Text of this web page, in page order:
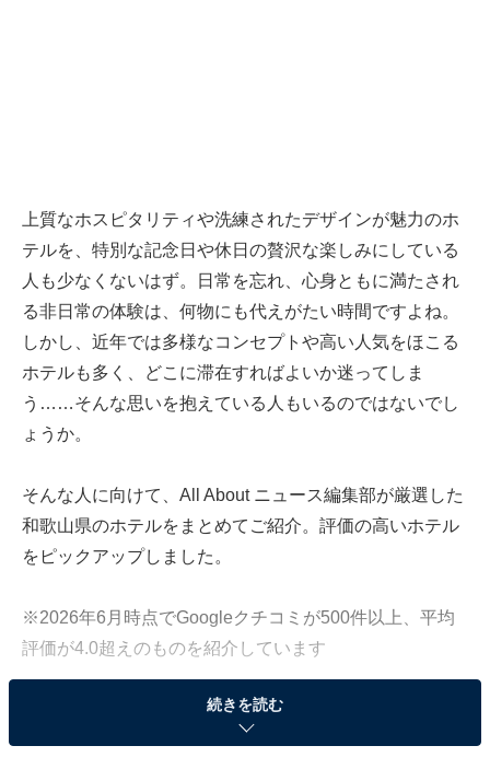
上質なホスピタリティや洗練されたデザインが魅力のホ
テルを、特別な記念日や休日の贅沢な楽しみにしている
人も少なくないはず。日常を忘れ、心身ともに満たされ
る非日常の体験は、何物にも代えがたい時間ですよね。
しかし、近年では多様なコンセプトや高い人気をほこる
ホテルも多く、どこに滞在すればよいか迷ってしま
う……そんな思いを抱えている人もいるのではないでし
ょうか。
そんな人に向けて、All About ニュース編集部が厳選した
和歌山県のホテルをまとめてご紹介。評価の高いホテル
をピックアップしました。
※2026年6月時点でGoogleクチコミが500件以上、平均
評価が4.0超えのものを紹介しています
この記事の執筆者： All About ニュース お買
いもの部
続きを読む